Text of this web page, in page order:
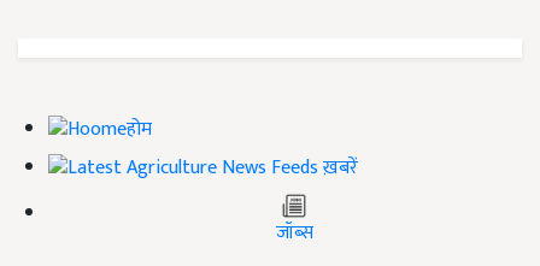
होम
ख़बरें
जॉब्स